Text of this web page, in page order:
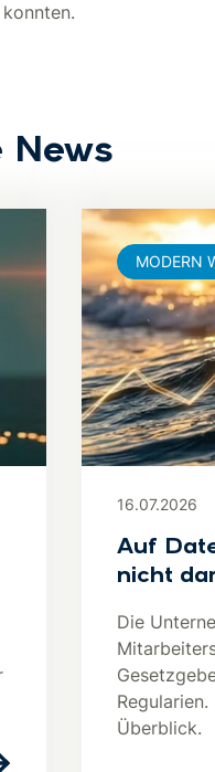
16.07.2026
Auf
nicht
Die
Überblick.
MODERN